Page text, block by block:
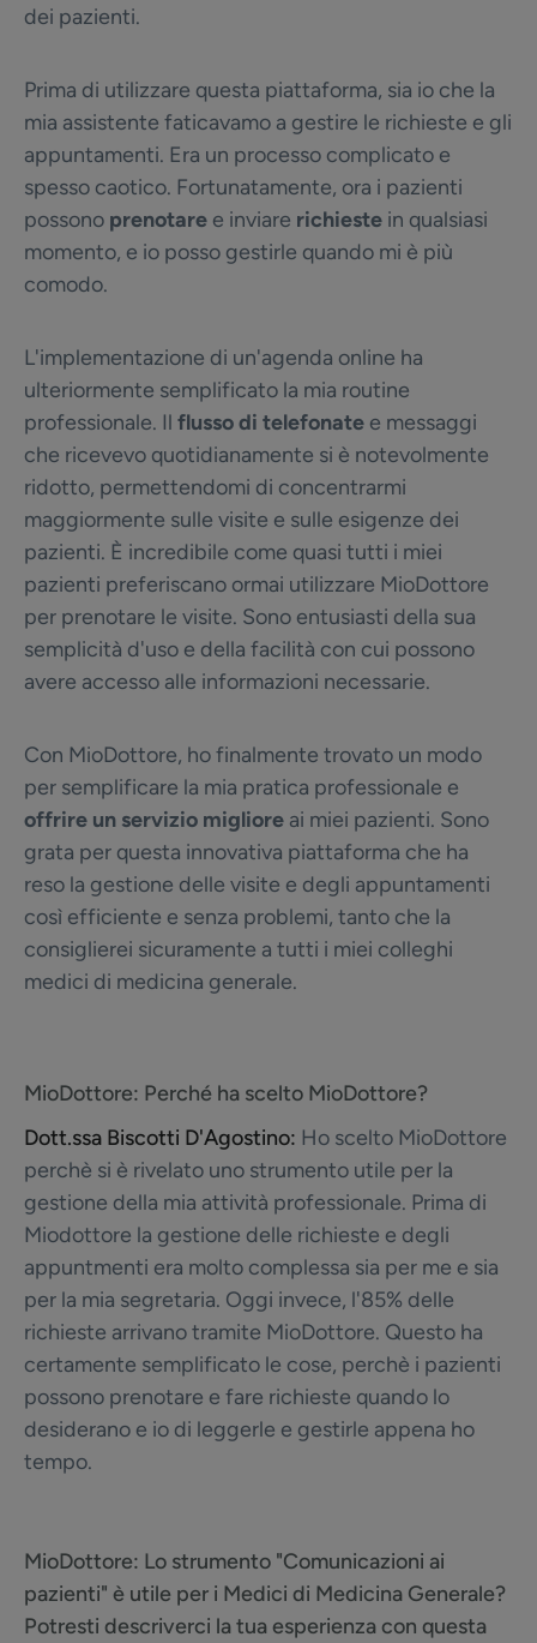
dei pazienti.
Prima di utilizzare questa piattaforma, sia io che la
mia assistente faticavamo a gestire le richieste e gli
appuntamenti. Era un processo complicato e
spesso caotico. Fortunatamente, ora i pazienti
possono prenotare e inviare richieste in qualsiasi
momento, e io posso gestirle quando mi è più
comodo.
L'implementazione di un'agenda online ha
ulteriormente semplificato la mia routine
professionale. Il flusso di telefonate e messaggi
che ricevevo quotidianamente si è notevolmente
ridotto, permettendomi di concentrarmi
maggiormente sulle visite e sulle esigenze dei
pazienti. È incredibile come quasi tutti i miei
pazienti preferiscano ormai utilizzare MioDottore
per prenotare le visite. Sono entusiasti della sua
semplicità d'uso e della facilità con cui possono
avere accesso alle informazioni necessarie.
Con MioDottore, ho finalmente trovato un modo
per semplificare la mia pratica professionale e
offrire un servizio migliore ai miei pazienti. Sono
grata per questa innovativa piattaforma che ha
reso la gestione delle visite e degli appuntamenti
così efficiente e senza problemi, tanto che la
consiglierei sicuramente a tutti i miei colleghi
medici di medicina generale.
MioDottore: Perché ha scelto MioDottore?
Dott.ssa Biscotti D'Agostino: Ho scelto MioDottore
perchè si è rivelato uno strumento utile per la
gestione della mia attività professionale. Prima di
Miodottore la gestione delle richieste e degli
appuntmenti era molto complessa sia per me e sia
per la mia segretaria. Oggi invece, l'85% delle
richieste arrivano tramite MioDottore. Questo ha
certamente semplificato le cose, perchè i pazienti
possono prenotare e fare richieste quando lo
desiderano e io di leggerle e gestirle appena ho
tempo.
MioDottore: Lo strumento "Comunicazioni ai
pazienti" è utile per i Medici di Medicina Generale?
Potresti descriverci la tua esperienza con questa